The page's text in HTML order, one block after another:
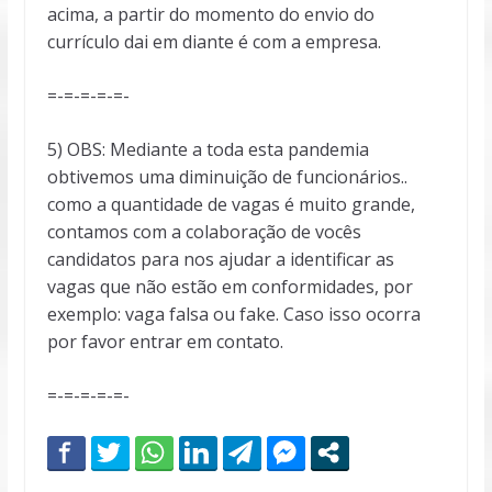
acima, a partir do momento do envio do
currículo dai em diante é com a empresa.
=-=-=-=-=-
5) OBS: Mediante a toda esta pandemia
obtivemos uma diminuição de funcionários..
como a quantidade de vagas é muito grande,
contamos com a colaboração de vocês
candidatos para nos ajudar a identificar as
vagas que não estão em conformidades, por
exemplo: vaga falsa ou fake. Caso isso ocorra
por favor entrar em contato.
=-=-=-=-=-